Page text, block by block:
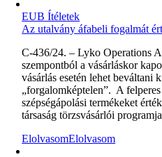
EUB Ítéletek
Az utalvány áfabeli fogalmát
C‑436/24. – Lyko Operations
szempontból a vásárláskor
vásárlás esetén lehet beváltani
„forgalomképtelen”. A
szépségápolási termékeket
társaság törzsvásárlói
ElolvasomElolvasom